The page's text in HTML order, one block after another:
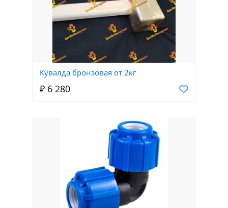
Кувалда бронзовая от 2кг
₽ 6 280